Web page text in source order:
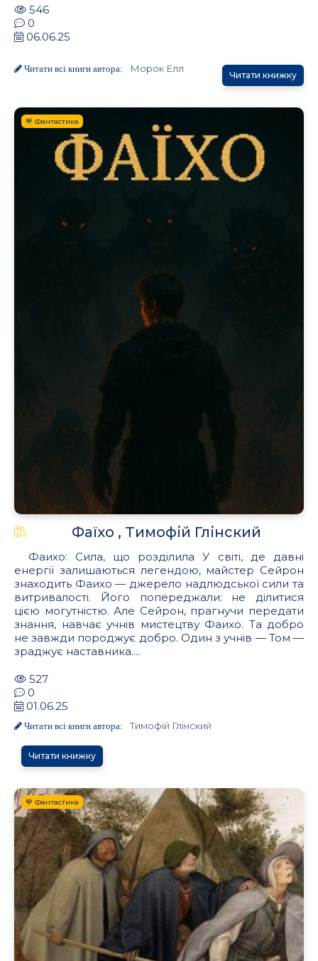
546
0
06.06.25
Читати всі книги автора: Морок Елл
Читати книжку
💙 Фантастика
Фаїхо , Tимофій Глінский
Фаихо: Сила, що розділила У світі, де давні
енергії залишаються легендою, майстер Сейрон
знаходить Фаихо — джерело надлюдської сили та
витривалості. Його попереджали: не ділитися
цією могутністю. Але Сейрон, прагнучи передати
знання, навчає учнів мистецтву Фаихо. Та добро
не завжди породжує добро. Один з учнів — Том —
зраджує наставника....
527
0
01.06.25
Читати всі книги автора: Tимофій Глінский
Читати книжку
💙 Фантастика